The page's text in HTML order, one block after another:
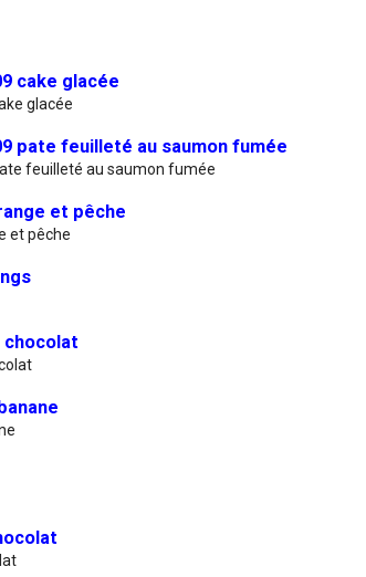
cake glacée
glacée
pate feuilleté au saumon fumée
feuilleté au saumon fumée
et pêche
et pêche
chocolat